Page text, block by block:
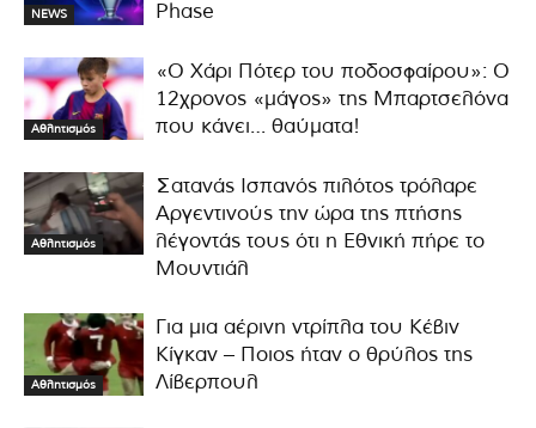
NEWS
Phase
Αθλητισμός
«Ο Χάρι Πότερ του ποδοσφαίρου»: Ο
12χρονος «μάγος» της Μπαρτσελόνα
που κάνει… θαύματα!
Αθλητισμός
Σατανάς Ισπανός πιλότος τρόλαρε
Αργεντινούς την ώρα της πτήσης
λέγοντάς τους ότι η Εθνική πήρε το
Μουντιάλ
Αθλητισμός
Για μια αέρινη ντρίπλα του Κέβιν
Κίγκαν – Ποιος ήταν ο θρύλος της
Λίβερπουλ